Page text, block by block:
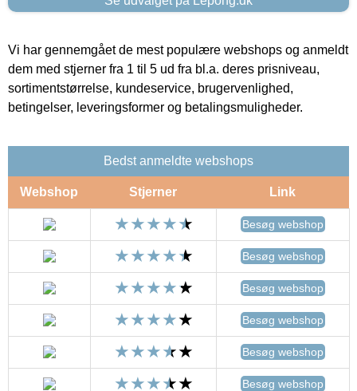
Vi har gennemgået de mest populære webshops og anmeldt
dem med stjerner fra 1 til 5 ud fra bl.a. deres prisniveau,
sortimentstørrelse, kundeservice, brugervenlighed,
betingelser, leveringsformer og betalingsmuligheder.
Bedst anmeldte webshops
Webshop Stjerner Link
Besøg webshop
Besøg webshop
Besøg webshop
Besøg webshop
Besøg webshop
Besøg webshop